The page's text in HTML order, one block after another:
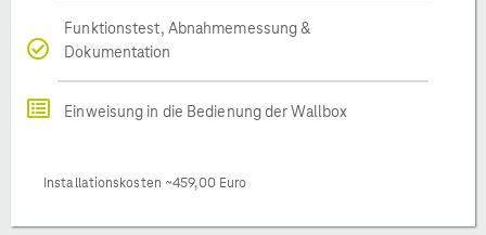
Funktionstest, Abnahmemessung &
Dokumentation
Einweisung in die Bedienung der Wallbox
Installationskosten ~459,00 Euro